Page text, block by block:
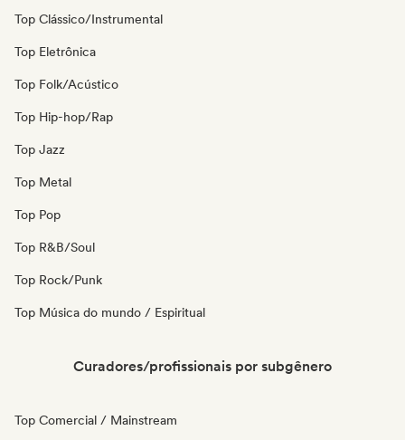
Top Clássico/Instrumental
Top Eletrônica
Top Folk/Acústico
Top Hip-hop/Rap
Top Jazz
Top Metal
Top Pop
Top R&B/Soul
Top Rock/Punk
Top Música do mundo / Espiritual
Curadores/profissionais por subgênero
Top Comercial / Mainstream